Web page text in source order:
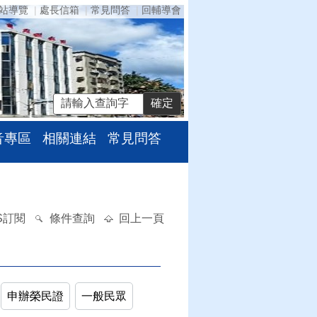
導覽 處長信箱 常見問答 回輔導會
專區 相關連結 常見問答
閱 條件查詢 回上一頁
申辦榮民證 一般民眾